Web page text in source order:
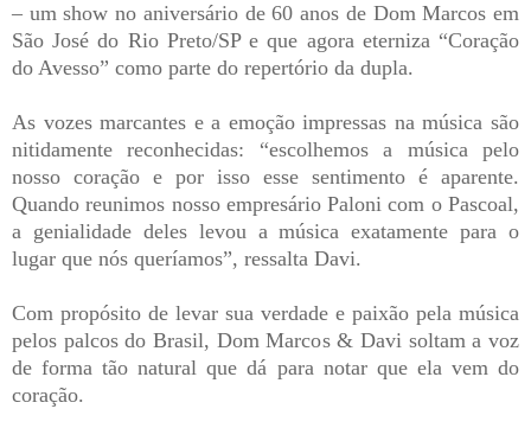
– um show no aniversário de 60 anos de Dom Marcos em
São José do Rio Preto/SP e que agora eterniza “Coração
do Avesso” como parte do repertório da dupla.
As vozes marcantes e a emoção impressas na música são
nitidamente reconhecidas: “escolhemos a música pelo
nosso coração e por isso esse sentimento é aparente.
Quando reunimos nosso empresário Paloni com o Pascoal,
a genialidade deles levou a música exatamente para o
lugar que nós queríamos”, ressalta Davi.
Com propósito de levar sua verdade e paixão pela música
pelos palcos do Brasil, Dom Marcos & Davi soltam a voz
de forma tão natural que dá para notar que ela vem do
coração.